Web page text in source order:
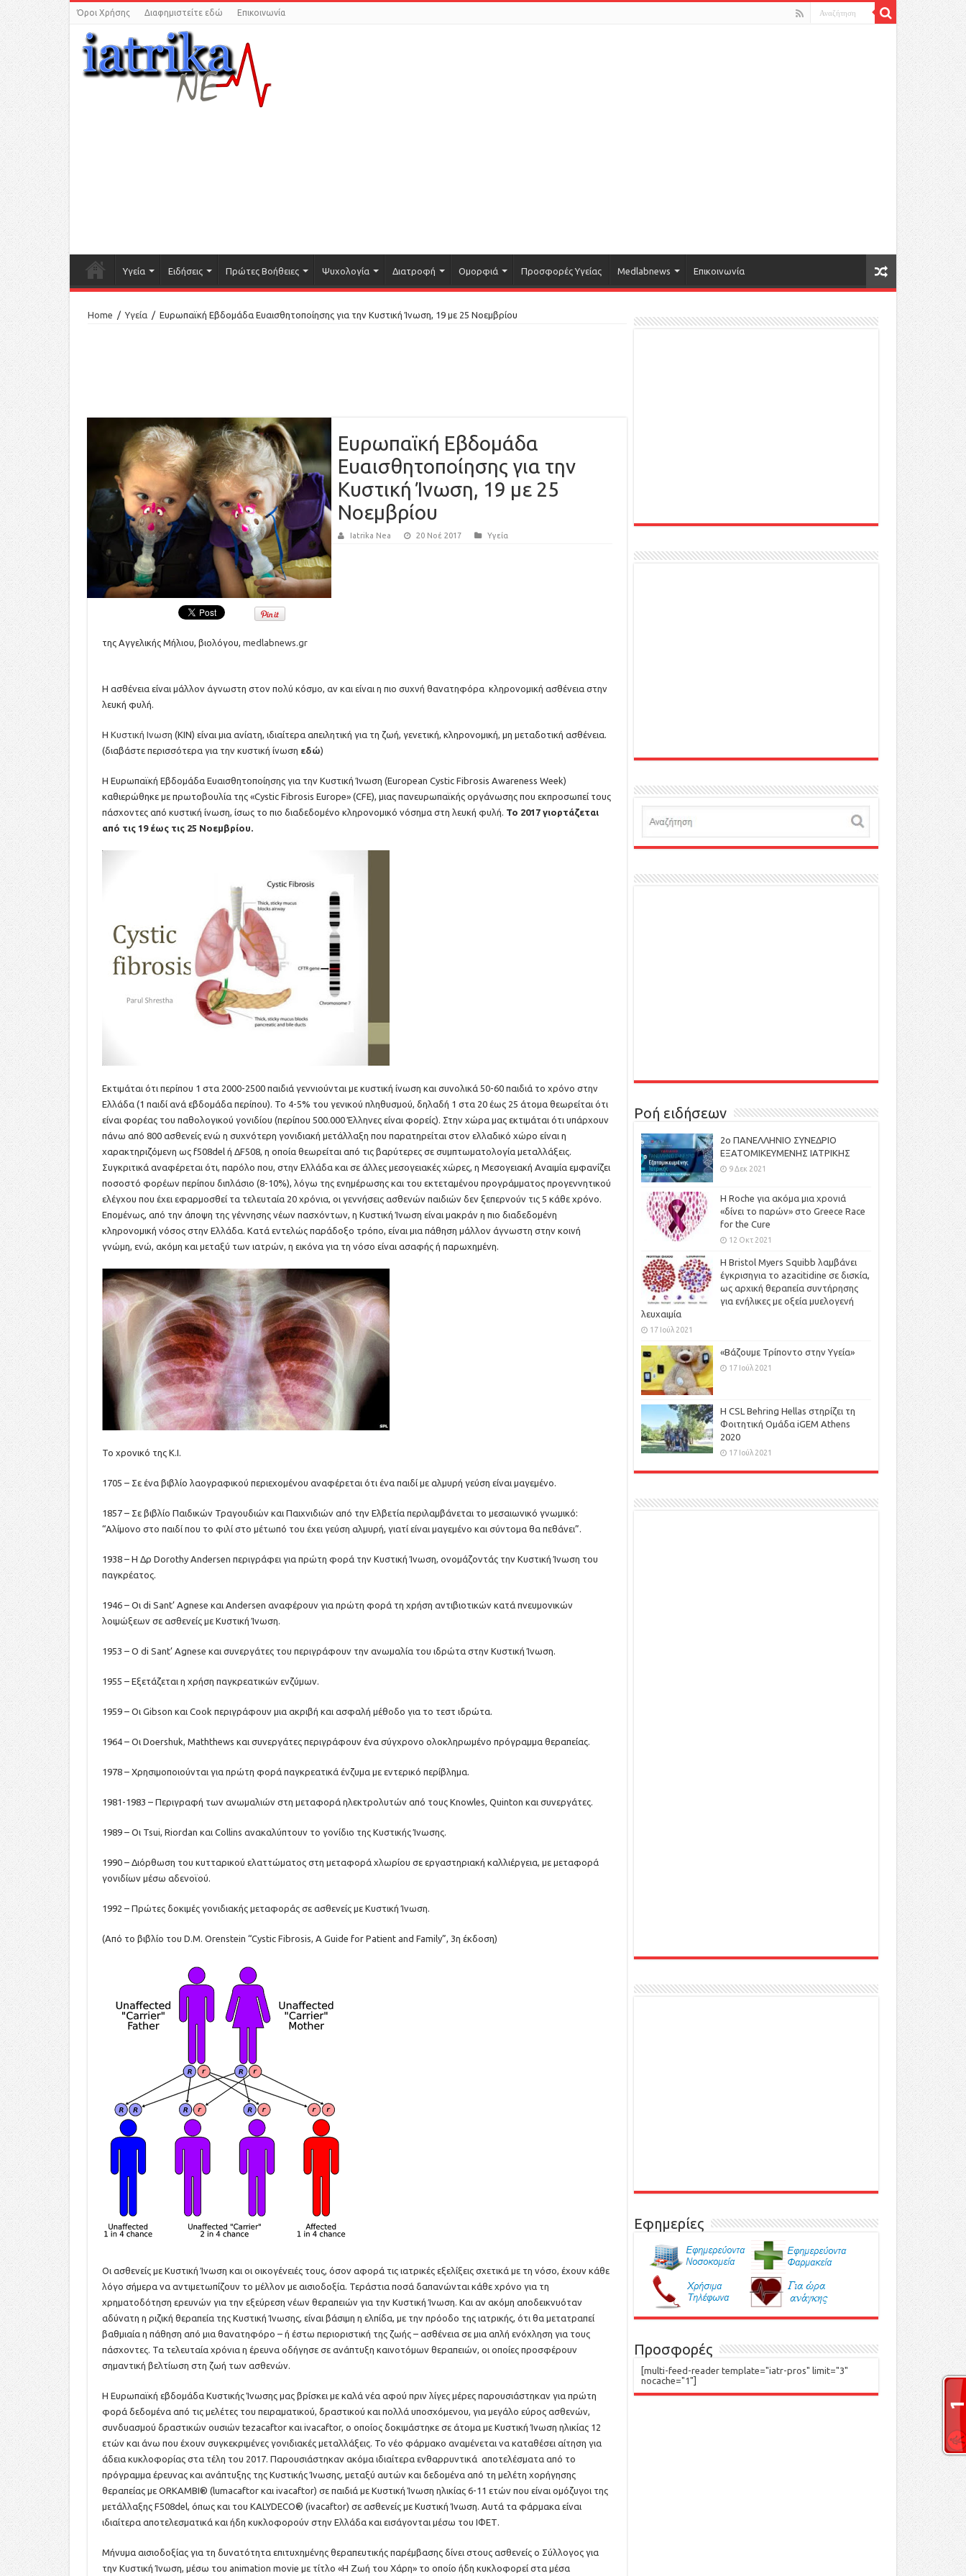
Όροι Χρήσης Διαφημιστείτε εδώ Επικοινωνία
Υγεία Ειδήσεις Πρώτες Βοήθειες Ψυχολογία Διατροφή Ομορφιά Προσφορές Υγείας Medlabnews Επικοινωνία
Home / Υγεία / Ευρωπαϊκή Εβδομάδα Ευαισθητοποίησης για την Κυστική Ίνωση, 19 με 25 Νοεμβρίου
Ευρωπαϊκή Εβδομάδα
Ευαισθητοποίησης για την
Κυστική Ίνωση, 19 με 25
Νοεμβρίου
Iatrika Nea 20 Νοέ 2017 Υγεία
της Αγγελικής Μήλιου, βιολόγου, medlabnews.gr
Η ασθένεια είναι μάλλον άγνωστη στον πολύ κόσμο, αν και είναι η πιο συχνή θανατηφόρα κληρονομική ασθένεια στην
λευκή φυλή.
Η Κυστική Ινωση (ΚΙΝ) είναι μια ανίατη, ιδιαίτερα απειλητική για τη ζωή, γενετική, κληρονομική, μη μεταδοτική ασθένεια.
(διαβάστε περισσότερα για την κυστική ίνωση εδώ)
Η Ευρωπαϊκή Εβδομάδα Ευαισθητοποίησης για την Κυστική Ίνωση (European Cystic Fibrosis Awareness Week)
καθιερώθηκε με πρωτοβουλία της «Cystic Fibrosis Europe» (CFE), μιας πανευρωπαϊκής οργάνωσης που εκπροσωπεί τους
πάσχοντες από κυστική ίνωση, ίσως το πιο διαδεδομένο κληρονομικό νόσημα στη λευκή φυλή. Το 2017 γιορτάζεται
από τις 19 έως τις 25 Νοεμβρίου.
Εκτιμάται ότι περίπου 1 στα 2000-2500 παιδιά γεννιούνται με κυστική ίνωση και συνολικά 50-60 παιδιά το χρόνο στην
Ελλάδα (1 παιδί ανά εβδομάδα περίπου). Το 4-5% του γενικού πληθυσμού, δηλαδή 1 στα 20 έως 25 άτομα θεωρείται ότι
είναι φορέας του παθολογικού γονιδίου (περίπου 500.000 Έλληνες είναι φορείς). Στην χώρα μας εκτιμάται ότι υπάρχουν
πάνω από 800 ασθενείς ενώ η συχνότερη γονιδιακή μετάλλαξη που παρατηρείται στον ελλαδικό χώρο είναι η
χαρακτηριζόμενη ως f508del ή ΔF508, η οποία θεωρείται από τις βαρύτερες σε συμπτωματολογία μεταλλάξεις.
Συγκριτικά αναφέρεται ότι, παρόλο που, στην Ελλάδα και σε άλλες μεσογειακές χώρες, η Μεσογειακή Αναιμία εμφανίζει
ποσοστό φορέων περίπου διπλάσιο (8-10%), λόγω της ενημέρωσης και του εκτεταμένου προγράμματος προγεννητικού
ελέγχου που έχει εφαρμοσθεί τα τελευταία 20 χρόνια, οι γεννήσεις ασθενών παιδιών δεν ξεπερνούν τις 5 κάθε χρόνο.
Επομένως, από την άποψη της γέννησης νέων πασχόντων, η Κυστική Ίνωση είναι μακράν η πιο διαδεδομένη
κληρονομική νόσος στην Ελλάδα. Κατά εντελώς παράδοξο τρόπο, είναι μια πάθηση μάλλον άγνωστη στην κοινή
γνώμη, ενώ, ακόμη και μεταξύ των ιατρών, η εικόνα για τη νόσο είναι ασαφής ή παρωχημένη.
Το χρονικό της Κ.Ι.
1705 – Σε ένα βιβλίο λαογραφικού περιεχομένου αναφέρεται ότι ένα παιδί με αλμυρή γεύση είναι μαγεμένο.
1857 – Σε βιβλίο Παιδικών Τραγουδιών και Παιχνιδιών από την Ελβετία περιλαμβάνεται το μεσαιωνικό γνωμικό:
“Αλίμονο στο παιδί που το φιλί στο μέτωπό του έχει γεύση αλμυρή, γιατί είναι μαγεμένο και σύντομα θα πεθάνει”.
1938 – Η Δρ Dorothy Andersen περιγράφει για πρώτη φορά την Κυστική Ίνωση, ονομάζοντάς την Κυστική Ίνωση του
παγκρέατος.
1946 – Οι di Sant’ Agnese και Andersen αναφέρουν για πρώτη φορά τη χρήση αντιβιοτικών κατά πνευμονικών
λοιμώξεων σε ασθενείς με Κυστική Ίνωση.
1953 – Ο di Sant’ Agnese και συνεργάτες του περιγράφουν την ανωμαλία του ιδρώτα στην Κυστική Ίνωση.
1955 – Εξετάζεται η χρήση παγκρεατικών ενζύμων.
1959 – Οι Gibson και Cook περιγράφουν μια ακριβή και ασφαλή μέθοδο για το τεστ ιδρώτα.
1964 – Οι Doershuk, Maththews και συνεργάτες περιγράφουν ένα σύγχρονο ολοκληρωμένο πρόγραμμα θεραπείας.
1978 – Χρησιμοποιούνται για πρώτη φορά παγκρεατικά ένζυμα με εντερικό περίβλημα.
1981-1983 – Περιγραφή των ανωμαλιών στη μεταφορά ηλεκτρολυτών από τους Knowles, Quinton και συνεργάτες.
1989 – Οι Tsui, Riordan και Collins ανακαλύπτουν το γονίδιο της Κυστικής Ίνωσης.
1990 – Διόρθωση του κυτταρικού ελαττώματος στη μεταφορά χλωρίου σε εργαστηριακή καλλιέργεια, με μεταφορά
γονιδίων μέσω αδενοϊού.
1992 – Πρώτες δοκιμές γονιδιακής μεταφοράς σε ασθενείς με Κυστική Ίνωση.
(Από το βιβλίο του D.M. Orenstein “Cystic Fibrosis, A Guide for Patient and Family”, 3η έκδοση)
Οι ασθενείς με Κυστική Ίνωση και οι οικογένειές τους, όσον αφορά τις ιατρικές εξελίξεις σχετικά με τη νόσο, έχουν κάθε
λόγο σήμερα να αντιμετωπίζουν το μέλλον με αισιοδοξία. Τεράστια ποσά δαπανώνται κάθε χρόνο για τη
χρηματοδότηση ερευνών για την εξεύρεση νέων θεραπειών για την Κυστική Ίνωση. Και αν ακόμη αποδεικνυόταν
αδύνατη η ριζική θεραπεία της Κυστική Ίνωσης, είναι βάσιμη η ελπίδα, με την πρόοδο της ιατρικής, ότι θα μετατραπεί
βαθμιαία η πάθηση από μια θανατηφόρο – ή έστω περιοριστική της ζωής – ασθένεια σε μια απλή ενόχληση για τους
πάσχοντες. Τα τελευταία χρόνια η έρευνα οδήγησε σε ανάπτυξη καινοτόμων θεραπειών, οι οποίες προσφέρουν
σημαντική βελτίωση στη ζωή των ασθενών.
Η Ευρωπαϊκή εβδομάδα Κυστικής Ίνωσης μας βρίσκει με καλά νέα αφού πριν λίγες μέρες παρουσιάστηκαν για πρώτη
φορά δεδομένα από τις μελέτες του πειραματικού, δραστικού και πολλά υποσχόμενου, για μεγάλο εύρος ασθενών,
συνδυασμού δραστικών ουσιών tezacaftor και ivacaftor, ο οποίος δοκιμάστηκε σε άτομα με Κυστική Ίνωση ηλικίας 12
ετών και άνω που έχουν συγκεκριμένες γονιδιακές μεταλλάξεις. Το νέο φάρμακο αναμένεται να καταθέσει αίτηση για
άδεια κυκλοφορίας στα τέλη του 2017. Παρουσιάστηκαν ακόμα ιδιαίτερα ενθαρρυντικά αποτελέσματα από το
πρόγραμμα έρευνας και ανάπτυξης της Κυστικής Ίνωσης, μεταξύ αυτών και δεδομένα από τη μελέτη χορήγησης
θεραπείας με ORKAMBI® (lumacaftor και ivacaftor) σε παιδιά με Κυστική Ίνωση ηλικίας 6-11 ετών που είναι ομόζυγοι της
μετάλλαξης F508del, όπως και του KALYDECO® (ivacaftor) σε ασθενείς με Κυστική Ίνωση. Αυτά τα φάρμακα είναι
ιδιαίτερα αποτελεσματικά και ήδη κυκλοφορούν στην Ελλάδα και εισάγονται μέσω του ΙΦΕΤ.
Μήνυμα αισιοδοξίας για τη δυνατότητα επιτυχημένης θεραπευτικής παρέμβασης δίνει στους ασθενείς ο Σύλλογος για
την Κυστική Ίνωση, μέσω του animation movie με τίτλο «Η Ζωή του Χάρη» το οποίο ήδη κυκλοφορεί στα μέσα
Ροή ειδήσεων
2ο ΠΑΝΕΛΛΗΝΙΟ ΣΥΝΕΔΡΙΟ
ΕΞΑΤΟΜΙΚΕΥΜΕΝΗΣ ΙΑΤΡΙΚΗΣ
9 Δεκ 2021
H Roche για ακόμα μια χρονιά
«δίνει το παρών» στο Greece Race
for the Cure
12 Οκτ 2021
Η Bristol Myers Squibb λαμβάνει
έγκρισηγια το azacitidine σε δισκία,
ως αρχική θεραπεία συντήρησης
για ενήλικες με οξεία μυελογενή
λευχαιμία
17 Ιούλ 2021
«Βάζουμε Τρίποντο στην Υγεία»
17 Ιούλ 2021
H CSL Behring Hellas στηρίζει τη
Φοιτητική Ομάδα iGEM Athens
2020
17 Ιούλ 2021
Εφημερίες
Προσφορές
[multi-feed-reader template="iatr-pros" limit="3"
nocache="1"]